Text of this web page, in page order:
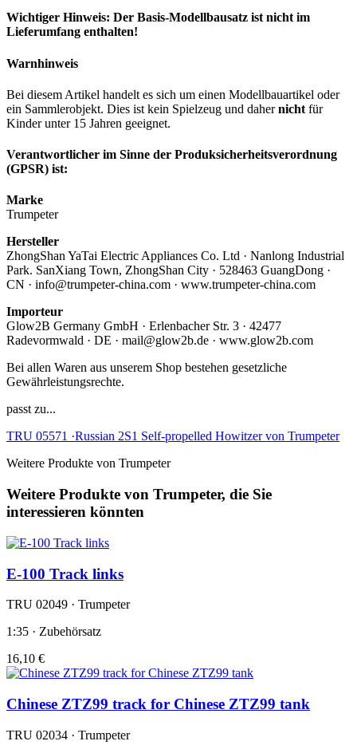
Wichtiger Hinweis: Der Basis-Modellbausatz ist nicht im
Lieferumfang enthalten!
Warnhinweis
Bei diesem Artikel handelt es sich um einen Modellbauartikel oder
ein Sammlerobjekt. Dies ist kein Spielzeug und dahernicht für
Kinder unter 15 Jahren geeignet.
Verantwortlicher im Sinne der Produksicherheitsverordnung
(GPSR) ist:
Marke
Trumpeter
Hersteller
ZhongShan YaTai Electric Appliances Co. Ltd · Nanlong Industrial
Park. SanXiang Town, ZhongShan City · 528463 GuangDong ·
CN · info@trumpeter-china.com · www.trumpeter-china.com
Importeur
Glow2B Germany GmbH · Erlenbacher Str. 3 · 42477
Radevormwald · DE · mail@glow2b.de · www.glow2b.com
Bei allen Waren aus unserem Shop bestehen gesetzliche
Gewährleistungsrechte.
passt zu...
TRU 05571 ·Russian 2S1 Self-propelled Howitzer von Trumpeter
Weitere Produkte von Trumpeter
Weitere Produkte von Trumpeter, die Sie
interessieren könnten
E-100 Track links
TRU 02049 · Trumpeter
1:35 · Zubehörsatz
16,10 €
Chinese ZTZ99 track for Chinese ZTZ99 tank
TRU 02034 · Trumpeter